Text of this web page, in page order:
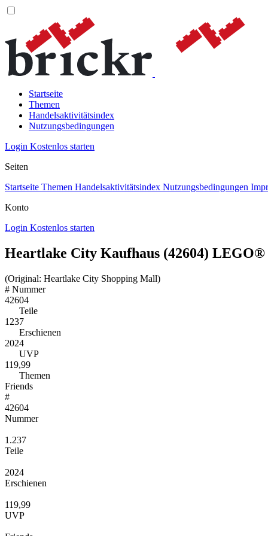
Startseite
Themen
Handelsaktivitätsindex
Nutzungsbedingungen
Login Kostenlos starten
Seiten
Startseite Themen Handelsaktivitätsindex Nutzungsbedingungen
Konto
Login Kostenlos starten
Heartlake City Kaufhaus (42604) LEGO®
(Original: Heartlake City Shopping Mall)
# Nummer
42604
Teile
1237
Erschienen
2024
UVP
119,99
Themen
Friends
#
42604
Nummer
1.237
Teile
2024
Erschienen
119,99
UVP